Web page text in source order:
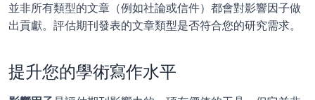
並非所有類型的文章（例如社論或信件）都會對影響因子做
出貢獻。評估期刊發表的文章類型是否符合您的研究需求。
提升您的學術寫作水平